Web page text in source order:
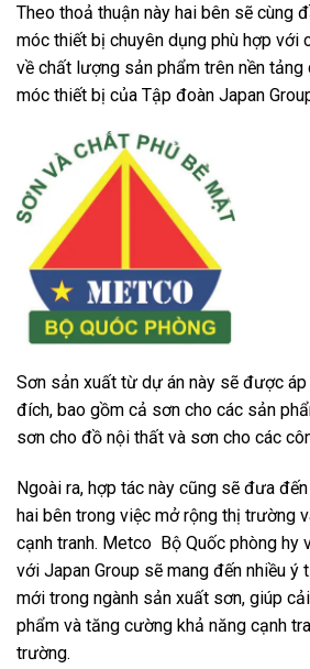
Theo thoả thuận này hai bên sẽ cùng
móc thiết bị chuyên dụng phù hợp với
về chất lượng sản phẩm trên nền tảng
móc thiết bị của Tập đoàn Japan
Sơn sản xuất từ dự án này sẽ được
đích, bao gồm cả sơn cho các sản
sơn cho đồ nội thất và sơn cho các
Ngoài ra, hợp tác này cũng sẽ đưa
hai bên trong việc mở rộng thị trường
cạnh tranh. Metco Bộ Quốc phòng hy
với Japan Group sẽ mang đến nhiều
mới trong ngành sản xuất sơn, giúp
phẩm và tăng cường khả năng cạnh
trường.